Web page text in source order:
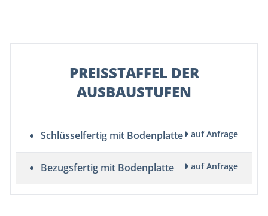
PREISSTAFFEL DER
AUSBAUSTUFEN
Schlüsselfertig mit Bodenplatte auf Anfrage
Bezugsfertig mit Bodenplatte auf Anfrage